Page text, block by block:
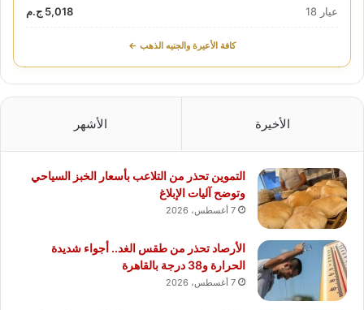
عيار 18 5,018 ج.م
كافة الأعيرة والجنيه الذهب ←
الأخيرة الأشهر
التموين تحذر من التلاعب بأسعار الخبز السياحي
وتوضح آليات الإبلاغ
7 أغسطس، 2026
الأرصاد تحذر من طقس الغد.. أجواء شديدة
الحرارة و38 درجة بالقاهرة
7 أغسطس، 2026